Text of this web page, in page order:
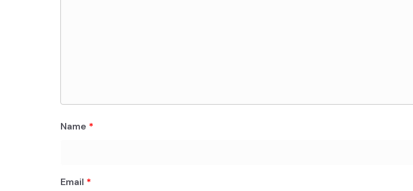
Name *
Email *